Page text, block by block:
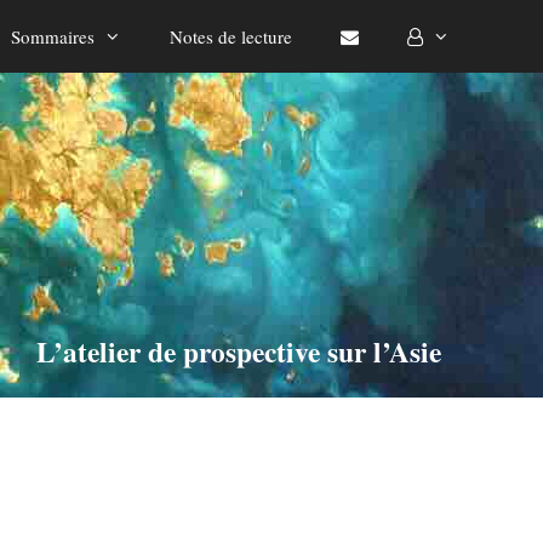
Sommaires Notes de lecture
L’atelier de prospective sur l’Asie